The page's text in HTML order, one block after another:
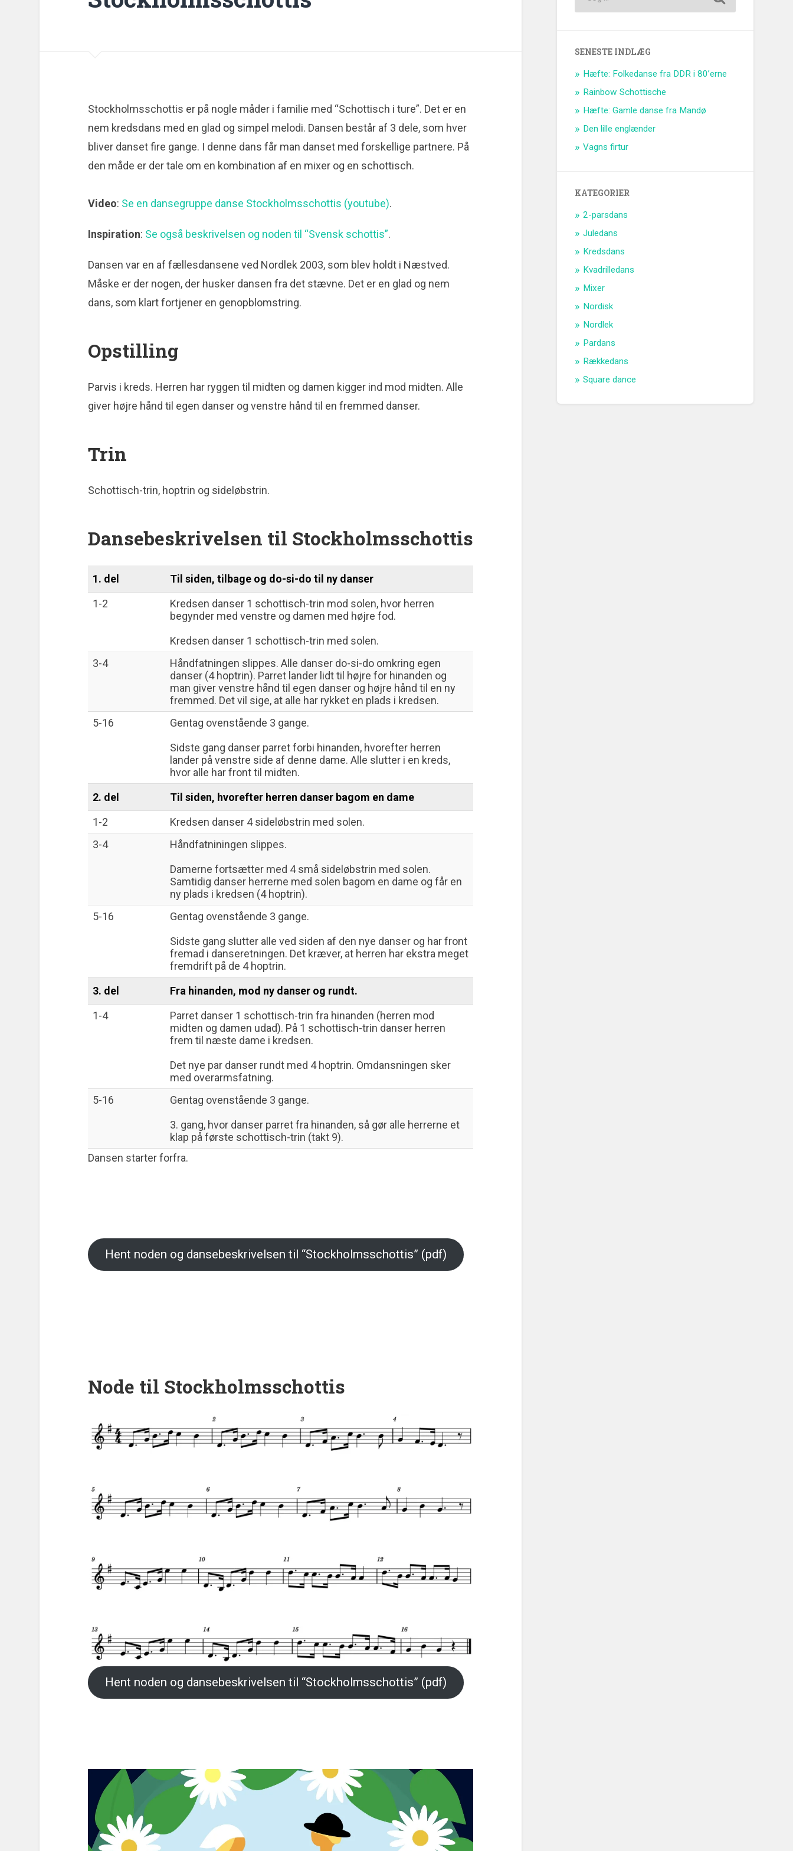
Stockholmsschottis er på nogle måder i familie med “Schottisch i ture”. Det er en
nem kredsdans med en glad og simpel melodi. Dansen består af 3 dele, som hver
bliver danset fire gange. I denne dans får man danset med forskellige partnere. På
den måde er der tale om en kombination af en mixer og en schottisch.
Video: Se en dansegruppe danse Stockholmsschottis (youtube).
Inspiration: Se også beskrivelsen og noden til “Svensk schottis”.
Dansen var en af fællesdansene ved Nordlek 2003, som blev holdt i Næstved.
Måske er der nogen, der husker dansen fra det stævne. Det er en glad og nem
dans, som klart fortjener en genopblomstring.
Opstilling
Parvis i kreds. Herren har ryggen til midten og damen kigger ind mod midten. Alle
giver højre hånd til egen danser og venstre hånd til en fremmed danser.
Trin
Schottisch-trin, hoptrin og sideløbstrin.
Dansebeskrivelsen til Stockholmsschottis
1. del
Til siden, tilbage og do-si-do til ny danser
1-2
Kredsen danser 1 schottisch-trin mod solen, hvor herren
begynder med venstre og damen med højre fod.
Kredsen danser 1 schottisch-trin med solen.
3-4
Håndfatningen slippes. Alle danser do-si-do omkring egen
danser (4 hoptrin). Parret lander lidt til højre for hinanden og
man giver venstre hånd til egen danser og højre hånd til en ny
fremmed. Det vil sige, at alle har rykket en plads i kredsen.
5-16
Gentag ovenstående 3 gange.
Sidste gang danser parret forbi hinanden, hvorefter herren
lander på venstre side af denne dame. Alle slutter i en kreds,
hvor alle har front til midten.
2. del
Til siden, hvorefter herren danser bagom en dame
1-2
Kredsen danser 4 sideløbstrin med solen.
3-4
Håndfatniningen slippes.
Damerne fortsætter med 4 små sideløbstrin med solen.
Samtidig danser herrerne med solen bagom en dame og får en
ny plads i kredsen (4 hoptrin).
5-16
Gentag ovenstående 3 gange.
Sidste gang slutter alle ved siden af den nye danser og har front
fremad i danseretningen. Det kræver, at herren har ekstra meget
fremdrift på de 4 hoptrin.
3. del
Fra hinanden, mod ny danser og rundt.
1-4
Parret danser 1 schottisch-trin fra hinanden (herren mod
midten og damen udad). På 1 schottisch-trin danser herren
frem til næste dame i kredsen.
Det nye par danser rundt med 4 hoptrin. Omdansningen sker
med overarmsfatning.
5-16
Gentag ovenstående 3 gange.
3. gang, hvor danser parret fra hinanden, så gør alle herrerne et
klap på første schottisch-trin (takt 9).
Dansen starter forfra.
Hent noden og dansebeskrivelsen til “Stockholmsschottis” (pdf)
Node til Stockholmsschottis
Hent noden og dansebeskrivelsen til “Stockholmsschottis” (pdf)
SENESTE INDLÆG
Hæfte: Folkedanse fra DDR i 80’erne
Rainbow Schottische
Hæfte: Gamle danse fra Mandø
Den lille englænder
Vagns firtur
KATEGORIER
2-parsdans
Juledans
Kredsdans
Kvadrilledans
Mixer
Nordisk
Nordlek
Pardans
Rækkedans
Square dance